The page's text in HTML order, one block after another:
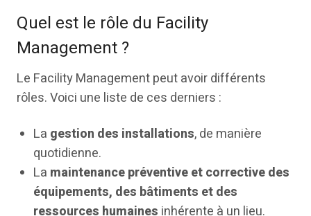
Quel est le rôle du Facility
Management ?
Le Facility Management peut avoir différents
rôles. Voici une liste de ces derniers :
La gestion des installations, de manière
quotidienne.
La maintenance préventive et corrective des
équipements, des bâtiments et des
ressources humaines inhérente à un lieu.